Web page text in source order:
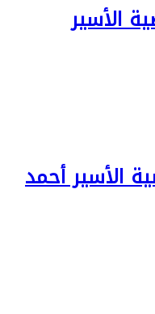
الأسير
الأسير أحمد